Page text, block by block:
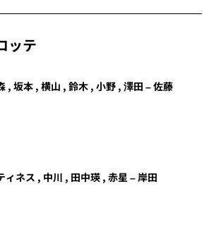
ッテ
, 坂本 , 横山 , 鈴木 , 小野 , 澤田 –佐藤
ィネス , 中川 , 田中瑛 , 赤星 – 岸田